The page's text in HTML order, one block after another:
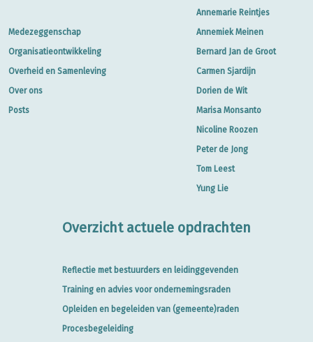
Medezeggenschap
Organisatieontwikkeling
Overheid en Samenleving
Over ons
Posts
Annemarie Reintjes
Annemiek Meinen
Bernard Jan de Groot
Carmen Sjardijn
Dorien de Wit
Marisa Monsanto
Nicoline Roozen
Peter de Jong
Tom Leest
Yung Lie
Overzicht actuele opdrachten
Reflectie met bestuurders en leidinggevenden
Training en advies voor ondernemingsraden
Opleiden en begeleiden van (gemeente)raden
Procesbegeleiding